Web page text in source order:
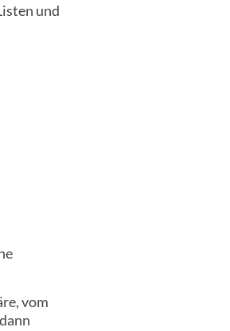
und
vom